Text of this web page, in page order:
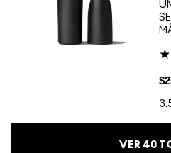
VER 40